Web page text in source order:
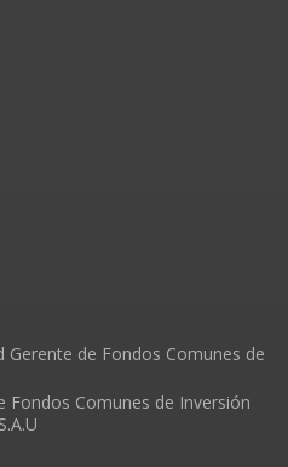
Fondos Comunes de Inversión
S.A.U